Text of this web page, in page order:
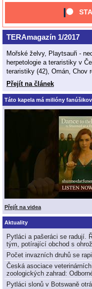
TERAmagazín 1/2017
Mořské želvy, Playtsauři -
herpetologie a teraristiky v
teraristiky (42), Omán, Chov
Přejít na článek
Táto kapela má milióny
Přejít na videa
Aktuality
Pytláci a pašeráci se radují.
tým, potírající obchod s
Počet invazních druhů se
Česká asociace
zoologických zahrad:
Pytláci slonů v Botswaně